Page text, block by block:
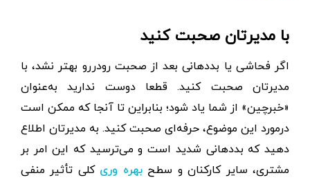
با مدیرتان صحبت کنید
اگر فحاشی یا بددهانی بعد از صحبت رودررو بهتر نشد، با
مدیرتان صحبت کنید. قطعا دوست ندارید به‌عنوان
«خبرچین» از شما یاد شود؛ بنابراین تا آنجا که ممکن است
درمورد این موضوع، حرفه‌ای صحبت کنید. به مدیرتان اطلاع
دهید که بددهانی شدید است و می‌ترسید که این امر بر
مشتری، سایر کارکنان و سطحبهره وری کلی تأثیر منفی